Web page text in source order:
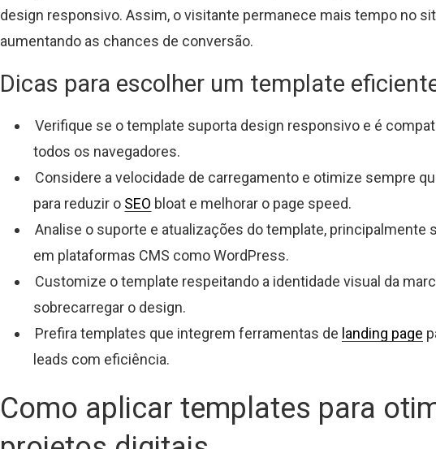
design responsivo. Assim, o visitante permanece mais tempo no
aumentando as chances de conversão.
Dicas para escolher um template
Verifique se o template suporta design responsivo e é
todos os navegadores.
Considere a velocidade de carregamento e otimize sempre
para reduzir o SEO bloat e melhorar o page speed.
Analise o suporte e atualizações do template, principalmente
em plataformas CMS como WordPress.
Customize o template respeitando a identidade visual da
sobrecarregar o design.
Prefira templates que integrem ferramentas de landing page
leads com eficiência.
Como aplicar templates para